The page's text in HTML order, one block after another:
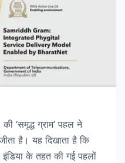
‘समृद्ध ग्राम’ पहल ने
है। यह दिखाता है कि
के तहत की गई पहलों